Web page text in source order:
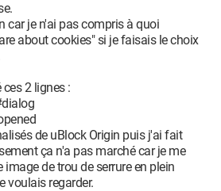
car je n'ai pas compris à quoi
about cookies" si je faisais le choix
ces 2 lignes :
de uBlock Origin puis j'ai fait
ça n'a pas marché car je me
image de trou de serrure en plein
voulais regarder.